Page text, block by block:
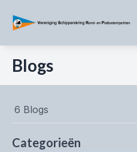
Blogs
6 Blogs
Categorieën